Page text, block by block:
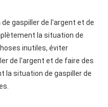
gaspiller de l'argent et de
la situation de
inutiles, éviter
de l'argent et de faire des
la situation de gaspiller de